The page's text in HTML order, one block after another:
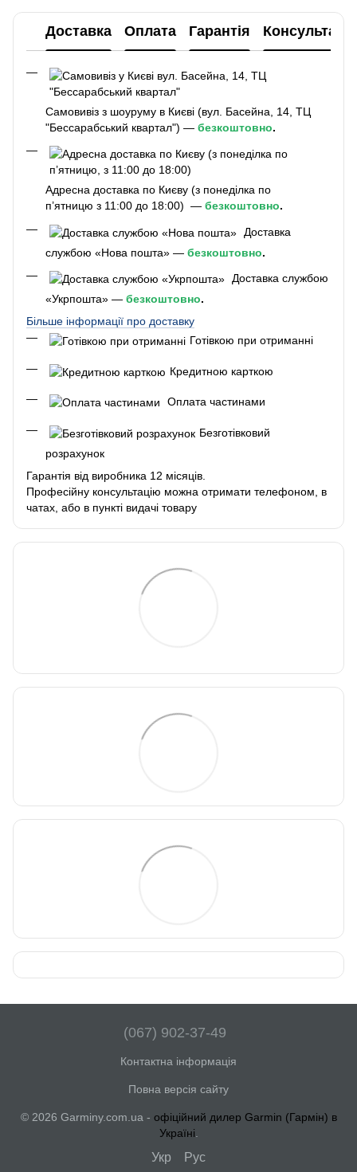
Доставка Оплата Гарантія Консультація
Самовивіз з шоуруму в Києві (вул. Басейна, 14, ТЦ
"Бессарабський квартал") — безкоштовно.
Адресна доставка по Києву (з понеділка по
п’ятницю з 11:00 до 18:00) — безкоштовно.
Доставка
службою «Нова пошта» — безкоштовно.
Доставка службою
«Укрпошта» — безкоштовно.
Більше інформації про доставку
Готівкою при отриманні
Кредитною карткою
Оплата частинами
Безготівковий
розрахунок
Гарантія від виробника 12 місяців.
Професійну консультацію можна отримати телефоном, в
чатах, або в пункті видачі товару
(067) 902-37-49
Контактна інформація
Повна версія сайту
© 2026 Garminy.com.ua - офіційний дилер Garmin (Гармін) в
Україні
Укр Рус